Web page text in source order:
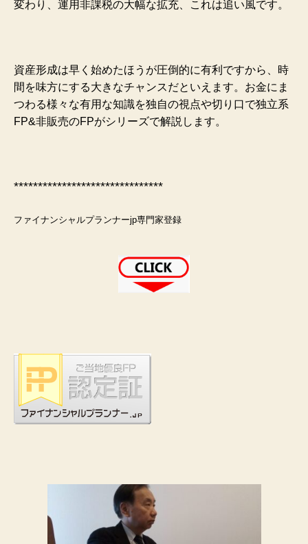
変わり、運用非課税の大幅な拡充、これは追い風です。
資産形成は早く始めたほうが圧倒的に有利ですから、時
間を味方にする大きなチャンスだといえます。 お金にま
つわる様々な有用な知識を独自の視点や切り口で独立系
FP&非販売のFPがシリーズで解説します。
*******************************
ファイナンシャルプランナーjp専門家登録